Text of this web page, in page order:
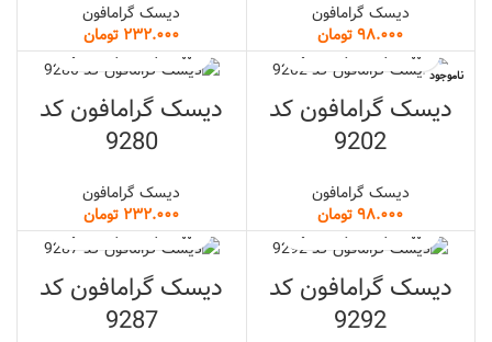
دیسک گرامافون
تومان
دیسک گرامافون
تومان
ناموجود
دیسک گرامافون کد
9202
دیسک گرامافون
تومان
دیسک گرامافون کد
9280
دیسک گرامافون
تومان
دیسک گرامافون کد
9292
دیسک گرامافون کد
9287